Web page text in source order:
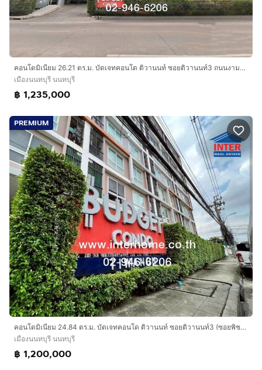
คอนโดมิเนียม 26.21 ตร.ม. บัดเจทคอนโด ติวานนท์ ซอยติวานนท์3 ถนนงามวงศ์วาน เมืองนนทบุรี นนทบุรี
เมืองนนทบุรี นนทบุรี
฿ 1,235,000
PREMIUM
คอนโดมิเนียม 24.84 ตร.ม. บัดเจทคอนโด ติวานนท์ ซอยติวานนท์3 (ซอยพิชยนันท์1) ถนนพระราม5 ถนนติวานนท์ ถนนประชาราษฏร์ เมืองนนทบุรี นนทบุรี
เมืองนนทบุรี นนทบุรี
฿ 1,200,000